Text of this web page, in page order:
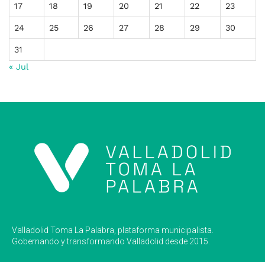
17 18 19 20 21 22 23
24 25 26 27 28 29 30
31
« Jul
Valladolid Toma La Palabra, plataforma municipalista.
Gobernando y transformando Valladolid desde 2015.